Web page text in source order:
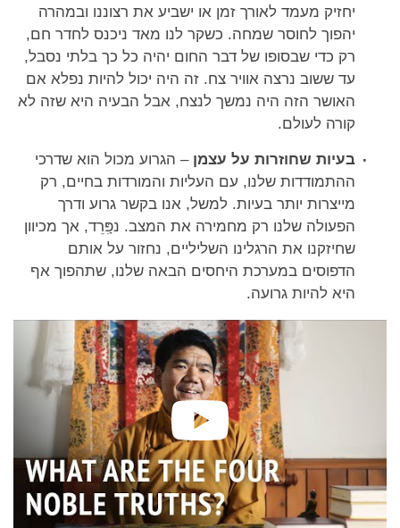
יחזיק מעמד לאורך זמן או ישביע את רצוננו ובמהרה
יהפוך לחוסר שמחה. כשקר לנו מאד ניכנס לחדר חם,
רק כדי שבסופו של דבר החום יהיה כל כך בלתי נסבל,
עד ששוב נרצה אוויר צח. זה היה יכול להיות נפלא אם
האושר הזה היה נמשך לנצח, אבל הבעיה היא שזה לא
קורה לעולם.
בעיות שחוזרות על עצמן – הגרוע מכול הוא שדרכי
ההתמודדות שלנו, עם העליות והמורדות בחיים, רק
מייצרות יותר בעיות. למשל, אנו בקשר גרוע ודרך
הפעולה שלנו רק מחמירה את המצב. נפִָּרֵד, אך מכיוון
שחיזקנו את הרגלינו השליליים, נחזור על אותם
הדפוסים במערכת היחסים הבאה שלנו, שתהפוך אף
היא להיות גרועה.